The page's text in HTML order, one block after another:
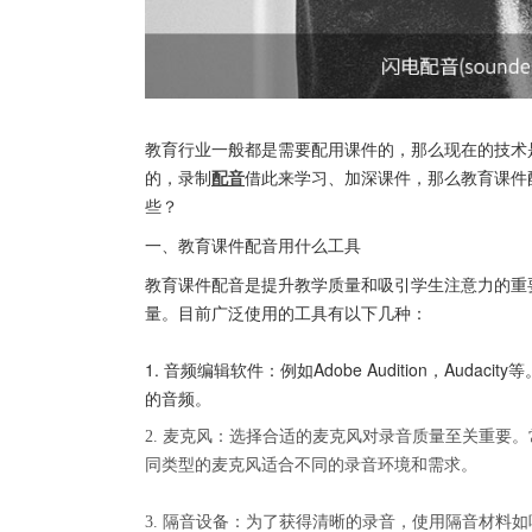
教育行业一般都是需要配用课件的，那么现在的技
的，录制配音借此来学习、加深课件，那么教育课
些？
一、教育课件配音用什么工具
教育课件配音是提升教学质量和吸引学生注意力的
量。目前广泛使用的工具有以下几种：
1. 音频编辑软件：例如Adobe Audition，Audacity
的音频。
2. 麦克风：选择合适的麦克风对录音质量至关重要
同类型的麦克风适合不同的录音环境和需求。
3. 隔音设备：为了获得清晰的录音，使用隔音材料